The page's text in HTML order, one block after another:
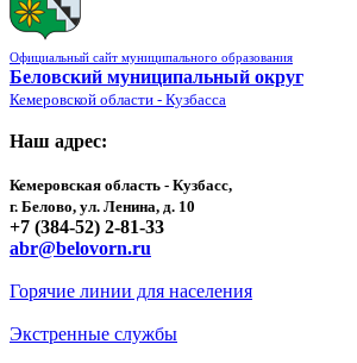
Официальный сайт муниципального образования
Беловский муниципальный округ
Кемеровской области - Кузбасса
Наш адрес:
Кемеровская область - Кузбасс,
г. Белово, ул. Ленина, д. 10
+7 (384-52) 2-81-33
abr@belovorn.ru
Горячие линии для населения
Экстренные службы